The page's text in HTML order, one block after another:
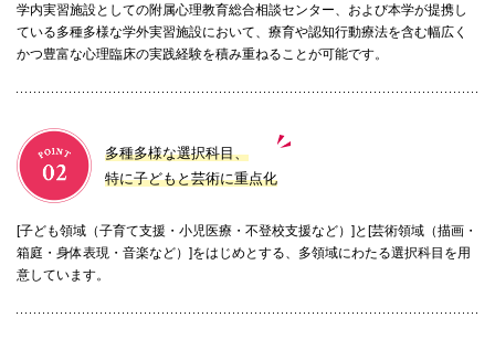
学内実習施設としての附属心理教育総合相談センター、および本学が提携し
ている多種多様な学外実習施設において、療育や認知行動療法を含む幅広く
かつ豊富な心理臨床の実践経験を積み重ねることが可能です。
多種多様な選択科目、
特に子どもと芸術に重点化
[子ども領域（子育て支援・小児医療・不登校支援など）]と[芸術領域（描画・
箱庭・身体表現・音楽など）]をはじめとする、多領域にわたる選択科目を用
意しています。